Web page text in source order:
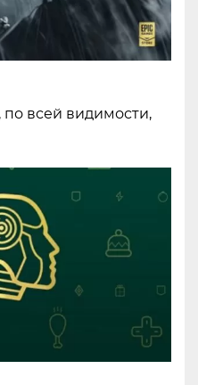
всей видимости,